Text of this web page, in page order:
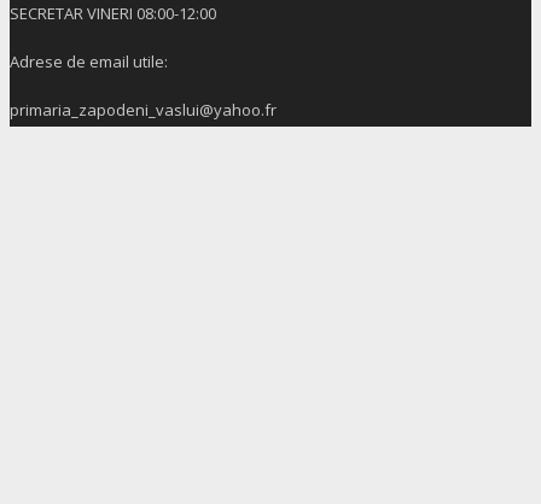
SECRETAR VINERI 08:00-12:00
Adrese de email utile:
primaria_zapodeni_vaslui@yahoo.fr